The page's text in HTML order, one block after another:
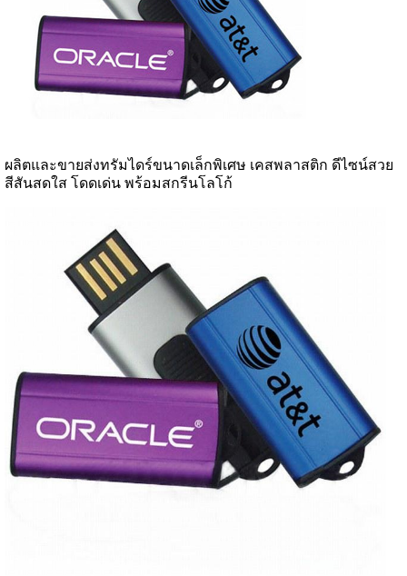
ผลิตและขายส่งทรัมไดร์ขนาดเล็กพิเศษ เคสพลาสติก ดีไซน์สวย
สีสันสดใส โดดเด่น พร้อมสกรีนโลโก้